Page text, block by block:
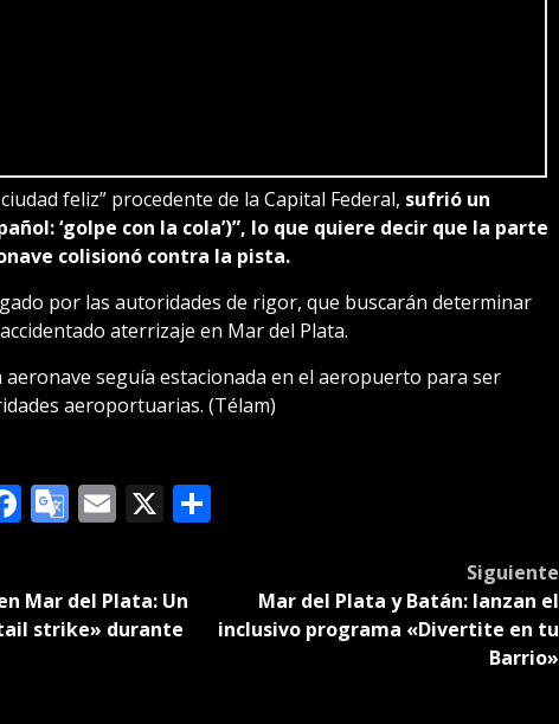
feliz” procedente de la Capital Federal, sufrió un
‘golpe con la cola’)”, lo que quiere decir que la parte
colisionó contra la pista.
por las autoridades de rigor, que buscarán determinar
aterrizaje en Mar del Plata.
aeronave seguía estacionada en el aeropuerto para ser
aeroportuarias. (Télam)
Facebook
Google
Translate
Email
X Compartir
Mar del Plata: Un
strike» durante
Siguiente
Mar del Plata y Batán: lanzan el
inclusivo programa «Divertite en tu
Barrio»